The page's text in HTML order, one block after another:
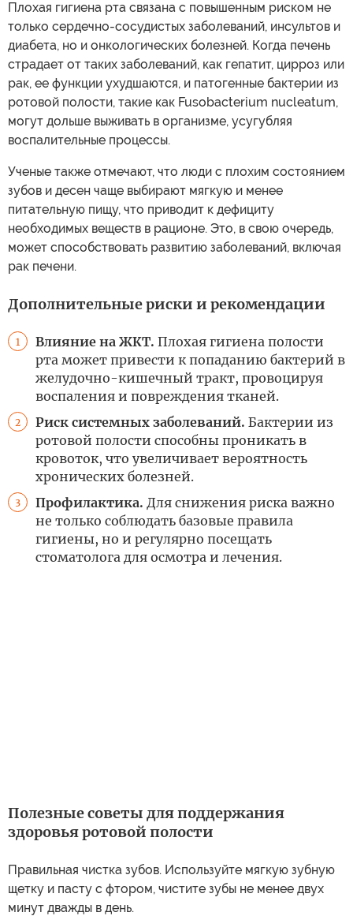
Плохая гигиена рта связана с повышенным риском не
только сердечно-сосудистых заболеваний, инсультов и
диабета, но и онкологических болезней. Когда печень
страдает от таких заболеваний, как гепатит, цирроз или
рак, ее функции ухудшаются, и патогенные бактерии из
ротовой полости, такие как Fusobacterium nucleatum,
могут дольше выживать в организме, усугубляя
воспалительные процессы.
Ученые также отмечают, что люди с плохим состоянием
зубов и десен чаще выбирают мягкую и менее
питательную пищу, что приводит к дефициту
необходимых веществ в рационе. Это, в свою очередь,
может способствовать развитию заболеваний, включая
рак печени.
Дополнительные риски и рекомендации
1 Влияние на ЖКТ. Плохая гигиена полости
рта может привести к попаданию бактерий в
желудочно-кишечный тракт, провоцируя
воспаления и повреждения тканей.
2 Риск системных заболеваний. Бактерии из
ротовой полости способны проникать в
кровоток, что увеличивает вероятность
хронических болезней.
3 Профилактика. Для снижения риска важно
не только соблюдать базовые правила
гигиены, но и регулярно посещать
стоматолога для осмотра и лечения.
Полезные советы для поддержания
здоровья ротовой полости
Правильная чистка зубов. Используйте мягкую зубную
щетку и пасту с фтором, чистите зубы не менее двух
минут дважды в день.